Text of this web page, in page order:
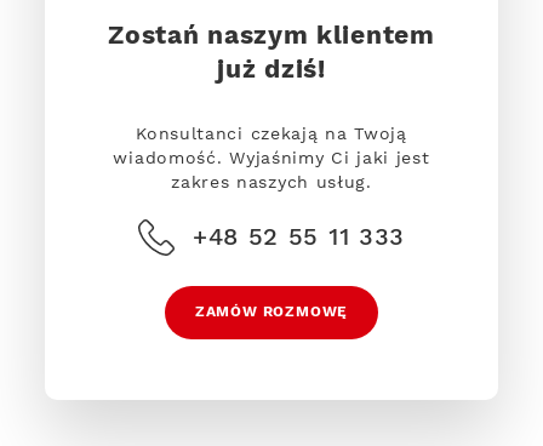
Zostań naszym klientem
już dziś!
Konsultanci czekają na Twoją
wiadomość. Wyjaśnimy Ci jaki jest
zakres naszych usług.
+48 52 55 11 333
ZAMÓW ROZMOWĘ